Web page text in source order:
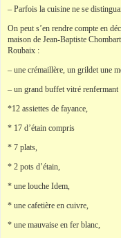
– Parfois la cuisine ne se
On peut s’en rendre compte en
maison de Jean-Baptiste
Roubaix :
– une crémaillère, un grildet une
– un grand buffet vitré renfermant
*12 assiettes de fayance,
* 17 d’étain compris
* 7 plats,
* 2 pots d’étain,
* une louche Idem,
* une cafetière en cuivre,
* une mauvaise en fer blanc,